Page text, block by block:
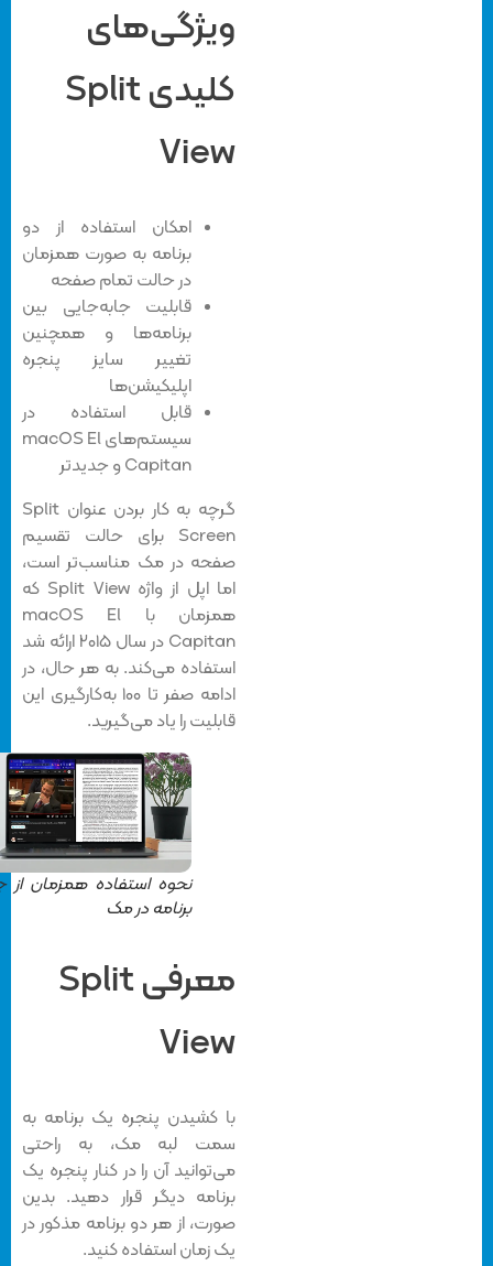
ویژگی‌های
کلیدی Split
View
امکان استفاده از دو
برنامه به صورت همزمان
در حالت تمام صفحه
قابلیت جابه‌جایی بین
برنامه‌ها و همچنین
تغییر سایز پنجره
اپلیکیشن‌ها
قابل استفاده در
سیستم‌های macOS El
Capitan و جدیدتر
گرچه به کار بردن عنوان Split
Screen برای حالت تقسیم
صفحه در مک مناسب‌تر است،
اما اپل از واژه Split View که
همزمان با macOS El
Capitan در سال ۲۰۱۵ ارائه شد
استفاده می‌کند. به هر حال، در
ادامه صفر تا ۱۰۰ به‌کارگیری این
قابلیت را یاد می‌گیرید.
نحوه استفاده همزمان از چند
برنامه در مک
معرفی Split
View
با کشیدن پنجره یک برنامه به
سمت لبه مک، به راحتی
می‌توانید آن را در کنار پنجره یک
برنامه دیگر قرار دهید. بدین
صورت، از هر دو برنامه مذکور در
یک زمان استفاده کنید.